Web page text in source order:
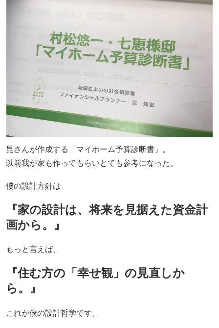
昆さんが作成する「マイホーム予算診断書」。
以前我が家も作ってもらいとても参考になった。
僕の設計方針は
『家の設計は、将来を見据えた資金計
画から。』
もっと言えば、
『住む方の「幸せ観」の見直しか
ら。』
これが僕の設計哲学です。